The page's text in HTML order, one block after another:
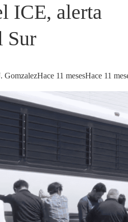
ICE, alerta
Sur
GomzalezHace 11 mesesHace 11